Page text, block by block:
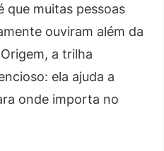
que muitas pessoas
ouviram além da
a trilha
ela ajuda a
onde importa no